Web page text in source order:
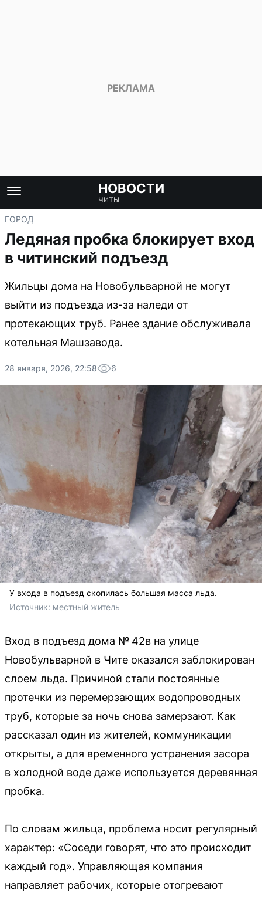
НОВОСТИ
ЧИТЫ
ГОРОД
Ледяная пробка блокирует вход
в читинский подъезд
Жильцы дома на Новобульварной не могут
выйти из подъезда из-за наледи от
протекающих труб. Ранее здание обслуживала
котельная Машзавода.
28 января, 2026, 22:58 6
У входа в подъезд скопилась большая масса льда.
Источник: местный житель
Вход в подъезд дома № 42в на улице
Новобульварной в Чите оказался заблокирован
слоем льда. Причиной стали постоянные
протечки из перемерзающих водопроводных
труб, которые за ночь снова замерзают. Как
рассказал один из жителей, коммуникации
открыты, а для временного устранения засора
в холодной воде даже используется деревянная
пробка.
По словам жильца, проблема носит регулярный
характер: «Соседи говорят, что это происходит
каждый год». Управляющая компания
направляет рабочих, которые отогревают